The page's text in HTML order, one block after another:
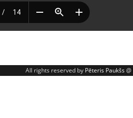
All rights reserved by Pēteris Paukšs@